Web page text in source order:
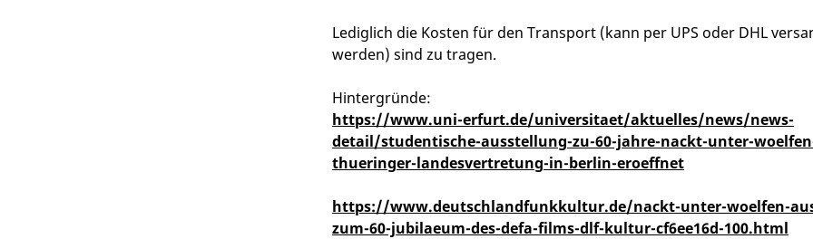
Lediglich die Kosten für den Transport (kann per UPS oder DHL
werden) sind zu tragen.
Hintergründe:
https://www.uni-erfurt.de/universitaet/aktuelles/news/news-
detail/studentische-ausstellung-zu-60-jahre-nackt-unter-
thueringer-landesvertretung-in-berlin-eroeffnet
https://www.deutschlandfunkkultur.de/nackt-unter-woelfen-
zum-60-jubilaeum-des-defa-films-dlf-kultur-cf6ee16d-100.html